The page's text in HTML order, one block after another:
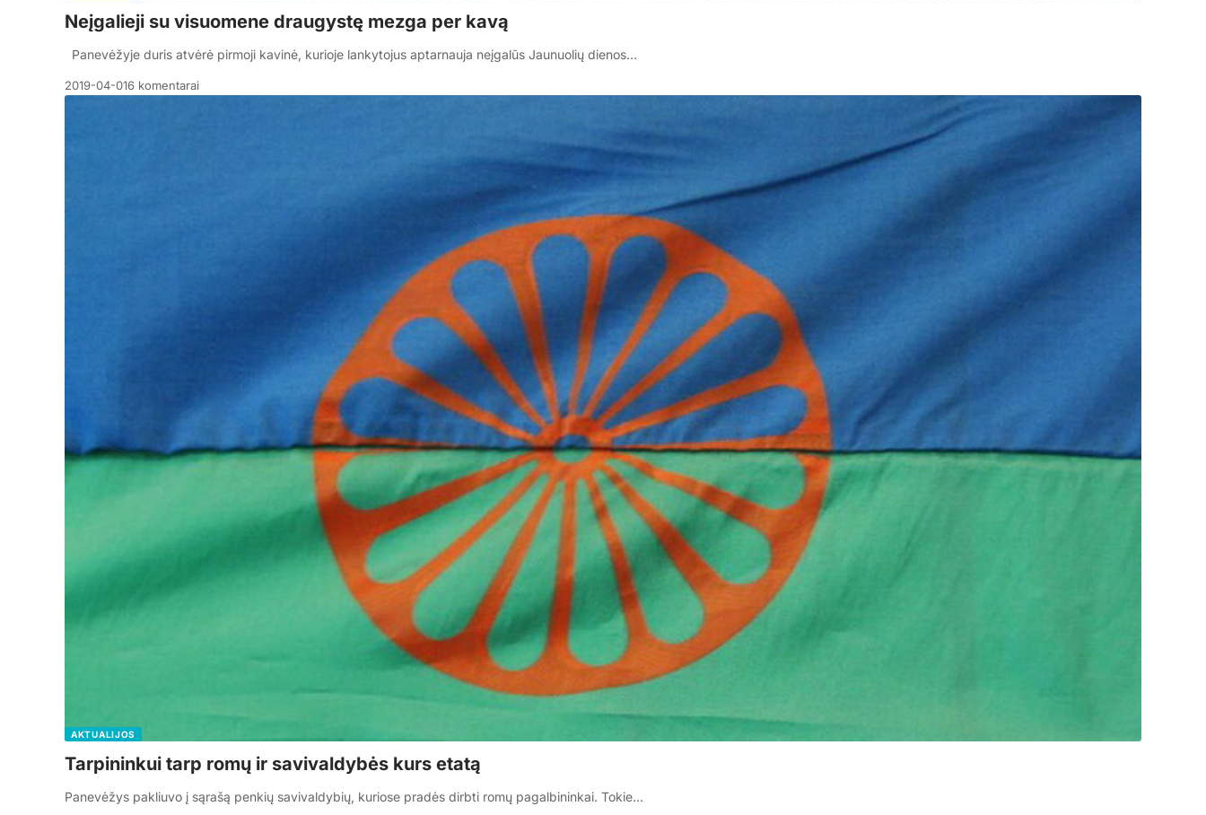
Neįgalieji su visuomene draugystę mezga per kavą
Panevėžyje duris atvėrė pirmoji kavinė, kurioje lankytojus aptarnauja neįgalūs Jaunuolių dienos…
2019-04-016 komentarai
AKTUALIJOS
Tarpininkui tarp romų ir savivaldybės kurs etatą
Panevėžys pakliuvo į sąrašą penkių savivaldybių, kuriose pradės dirbti romų pagalbininkai. Tokie…